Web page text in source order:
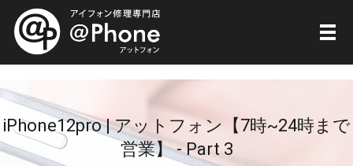
メ
iPhone12pro | アットフォン【7時~24時まで
営業】 - Part 3